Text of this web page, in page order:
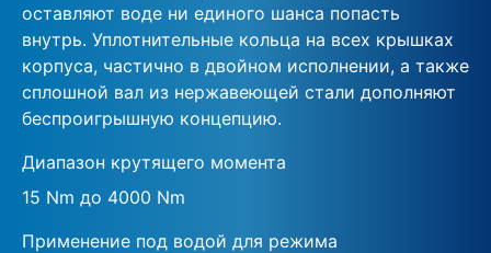
оставляют воде ни единого шанса попасть
внутрь. Уплотнительные кольца на всех крышках
корпуса, частично в двойном исполнении, а также
сплошной вал из нержавеющей стали дополняют
беспроигрышную концепцию.
Диапазон крутящего момента
15 Nm до 4000 Nm
Применение под водой для режима